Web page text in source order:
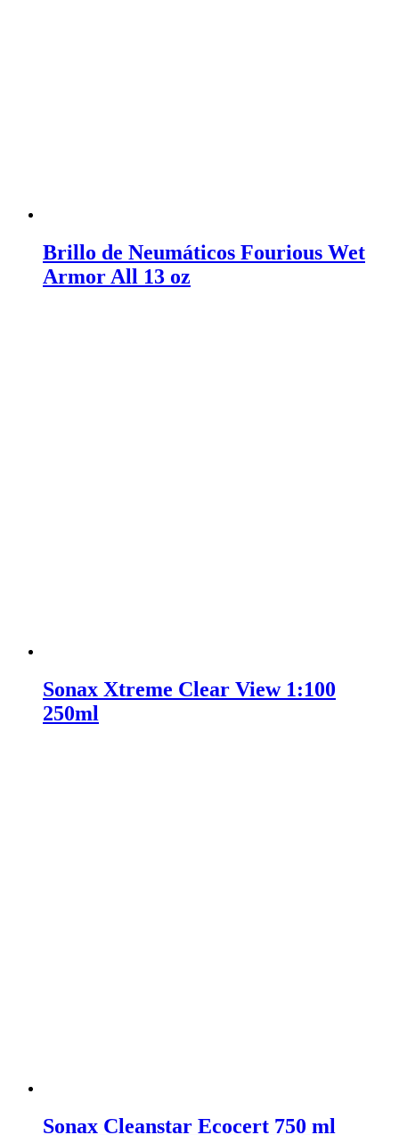
Brillo de Neumáticos Fourious Wet
Armor All 13 oz
Sonax Xtreme Clear View 1:100
250ml
Sonax Cleanstar Ecocert 750 ml